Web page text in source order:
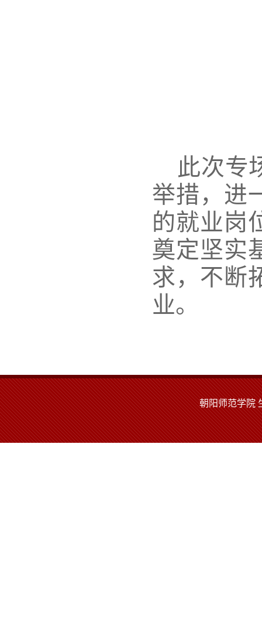
此次专
举措， 进
的就业岗
奠定坚实
求，不断
业。
朝阳师范学院